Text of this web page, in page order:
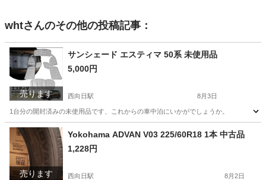
whtさんのその他の投稿記事：
売ります
サンシェード エスティマ 50系 未使用品
5,000円
西向日駅 8月3日
1台分の開封済みの未使用品です、これからの車中泊にいかがでしょうか。
京都 向日市 サンシェード
売ります
Yokohama ADVAN V03 225/60R18 1本 中古品
1,228円
西向日駅 8月2日